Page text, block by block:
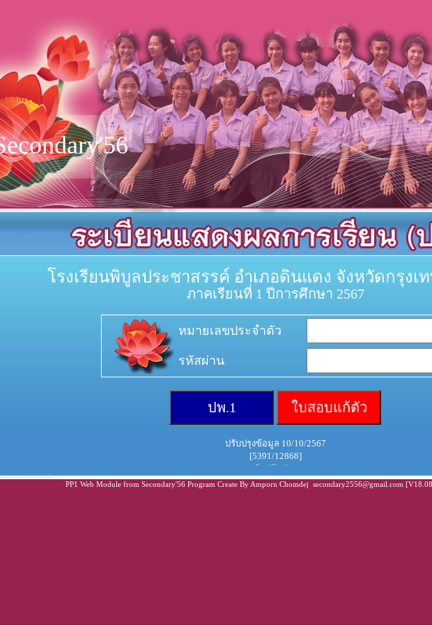
โรงเรียนพิบูลประชาสรรค์ อำเภอดินแดง จังหวัดกรุงเ
ภาคเรียนที่ 1 ปีการศึกษา 2567
หมายเลขประจำตัว
รหัสผ่าน
ปรับปรุงข้อมูล 10/10/2567
[5391/12868]
วันปรับปรุง
PP1 Web Module from Secondary'56 Program Create By Amporn Chomdej secondary2556@gmail.com